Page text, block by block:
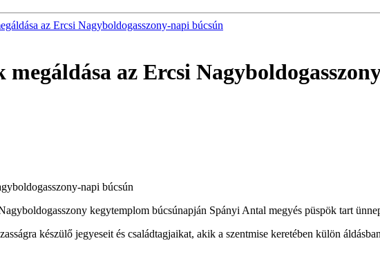
az Ercsi Nagyboldogasszony-napi búcsún
megáldása az Ercsi
napi búcsún
kegytemplom búcsúnapján Spányi Antal megyés püspök tart
készülő jegyeseit és családtagjaikat, akik a szentmise keretében külön